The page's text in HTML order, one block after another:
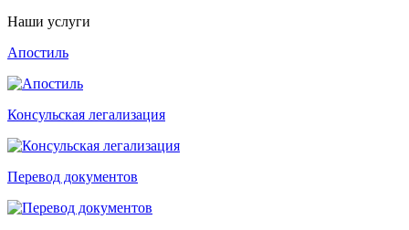
Наши услуги
Апостиль
Консульская легализация
Перевод документов